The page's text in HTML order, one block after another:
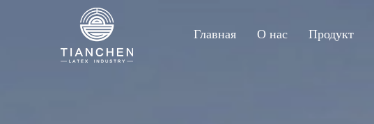
Главная О нас Продукт